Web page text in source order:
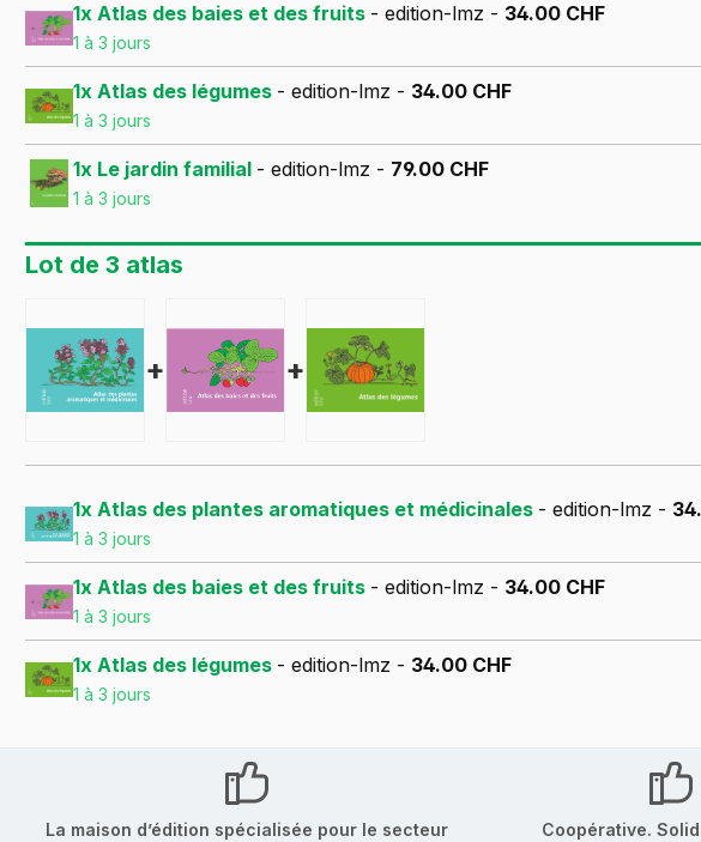
1x Atlas des baies et des fruits - edition-lmz - 34.00 CHF
1 à 3 jours
1x Atlas des légumes - edition-lmz - 34.00 CHF
1 à 3 jours
1x Le jardin familial - edition-lmz - 79.00 CHF
1 à 3 jours
Lot de 3 atlas
+ +
1x Atlas des plantes aromatiques et médicinales - edition-lmz -
1 à 3 jours
1x Atlas des baies et des fruits - edition-lmz - 34.00 CHF
1 à 3 jours
1x Atlas des légumes - edition-lmz - 34.00 CHF
1 à 3 jours
La maison d’édition spécialisée pour le secteur
Coopérative.